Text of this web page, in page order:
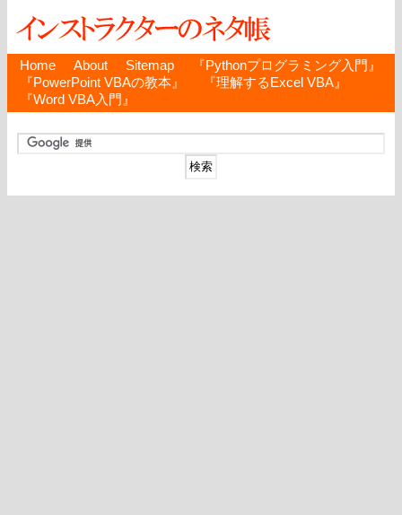
Home About Sitemap
『Pythonプログラミング入門』
『PowerPoint VBAの教本』
『理解するExcel VBA』
『Word VBA入門』